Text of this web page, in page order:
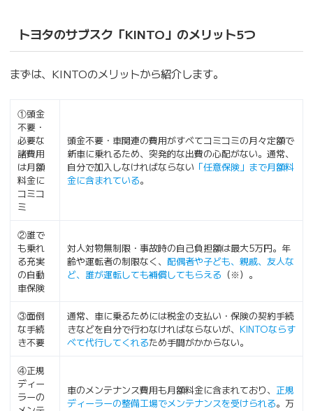
トヨタのサブスク「KINTO」のメリット5つ
まずは、KINTOのメリットから紹介します。
①頭金
不要・
必要な
諸費用
は月額
料金に
コミコ
ミ
頭金不要・車関連の費用がすべてコミコミの月々定額で
新車に乗れるため、突発的な出費の心配がない。通常、
自分で加入しなければならない 「任意保険」まで月額料
金に含まれている。
②誰で
も乗れ
る充実
の自動
車保険
対人対物無制限・事故時の自己負担額は最大5万円。年
齢や運転者の制限なく、 配偶者や子ども、親戚、友人な
ど、誰が運転しても補償してもらえる （※）。
③面倒
な手続
き不要
通常、車に乗るためには税金の支払い・保険の契約手続
きなどを自分で行わなければならないが、 KINTOならす
べて代行してくれるため手間がかからない。
④正規
ディー
ラーの
車のメンテナンス費用も月額料金に含まれており、 正規
ディーラーの整備工場でメンテナンスを受けられる。万